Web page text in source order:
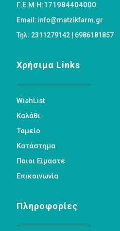
Γ.Ε.Μ.Η:171984404000
Email: info@matzikfarm.gr
Τηλ: 2311279142 | 6986181857
Χρήσιμα Links
WishList
Καλάθι
Ταμείο
Κατάστημα
Ποιοι Είμαστε
Επικοινωνία
Πληροφορίες